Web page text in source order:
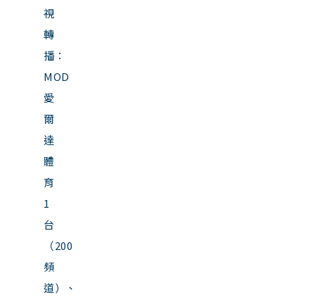
視
轉
播：
MOD
愛
爾
達
體
育
1
台
（200
頻
道）、